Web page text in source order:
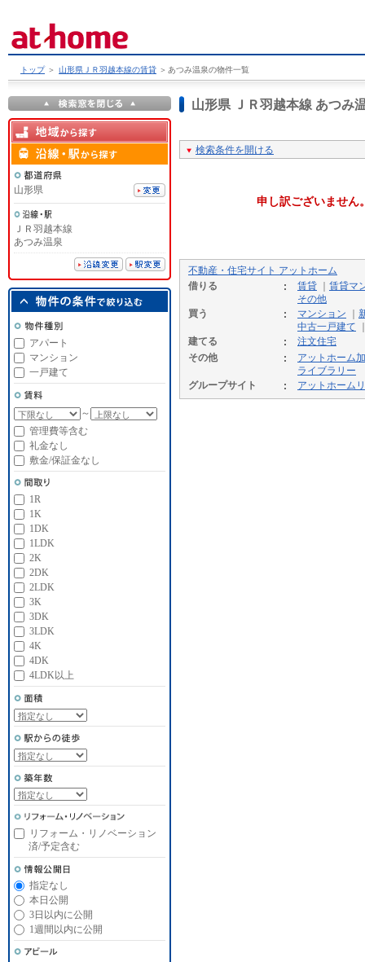
トップ ＞ 山形県ＪＲ羽越本線の賃貸 ＞ あつみ温泉の物件一覧
山形県 ＪＲ羽越本線 あつみ
検索条件を開ける
申し訳ございません
不動産・住宅サイト アットホーム
借りる
賃貸
賃貸マ
その他
買う
マンション
中古一戸建て
建てる
注文住宅
その他
アットホーム
ライブラリー
グループサイト
アットホーム
山形県
ＪＲ羽越本線
あつみ温泉
アパート
マンション
一戸建て
～
管理費等含む
礼金なし
敷金/保証金なし
1R
1K
1DK
1LDK
2K
2DK
2LDK
3K
3DK
3LDK
4K
4DK
4LDK以上
リフォーム・リノベーション
済/予定含む
指定なし
本日公開
3日以内に公開
1週間以内に公開